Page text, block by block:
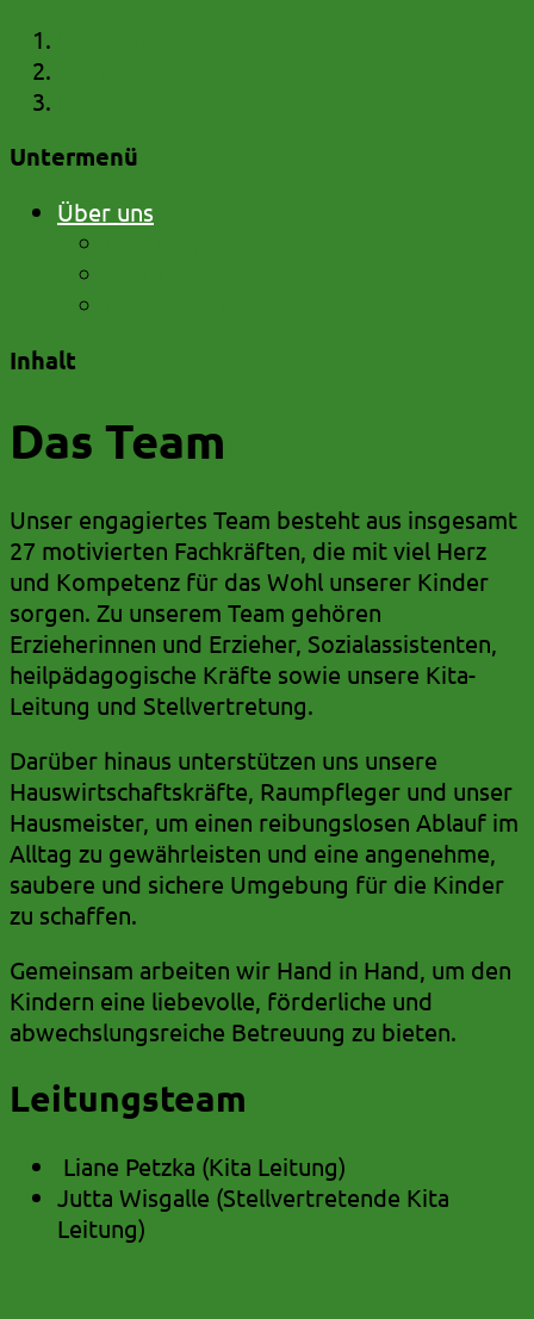
Untermenü
Über uns
Inhalt
Das Team
Unser engagiertes Team besteht aus insgesamt
27 motivierten Fachkräften, die mit viel Herz
und Kompetenz für das Wohl unserer Kinder
sorgen. Zu unserem Team gehören
Erzieherinnen und Erzieher, Sozialassistenten,
heilpädagogische Kräfte sowie unsere Kita-
Leitung und Stellvertretung.
Darüber hinaus unterstützen uns unsere
Hauswirtschaftskräfte, Raumpfleger und unser
Hausmeister, um einen reibungslosen Ablauf im
Alltag zu gewährleisten und eine angenehme,
saubere und sichere Umgebung für die Kinder
zu schaffen.
Gemeinsam arbeiten wir Hand in Hand, um den
Kindern eine liebevolle, förderliche und
abwechslungsreiche Betreuung zu bieten.
Leitungsteam
Liane Petzka (Kita Leitung)
Jutta Wisgalle (Stellvertretende Kita
Leitung)